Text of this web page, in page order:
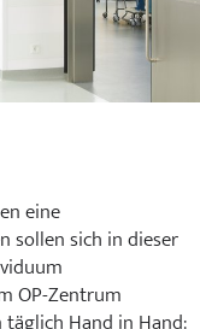
eine
sollen sich in dieser
OP-Zentrum